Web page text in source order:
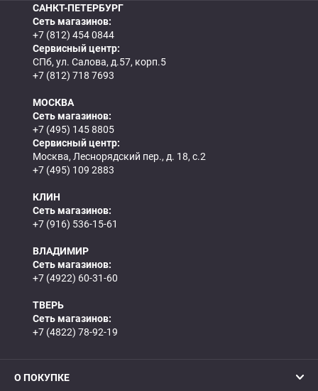
САНКТ-ПЕТЕРБУРГ
Сеть магазинов:
+7 (812) 454 0844
Сервисный центр:
СПб, ул. Салова, д.57, корп.5
+7 (812) 718 7693
МОСКВА
Сеть магазинов:
+7 (495) 145 8805
Сервисный центр:
Москва, Леснорядский пер., д. 18, с.2
+7 (495) 109 2883
КЛИН
Сеть магазинов:
+7 (916) 536-15-61
ВЛАДИМИР
Сеть магазинов:
+7 (4922) 60-31-60
ТВЕРЬ
Сеть магазинов:
+7 (4822) 78-92-19
О ПОКУПКЕ